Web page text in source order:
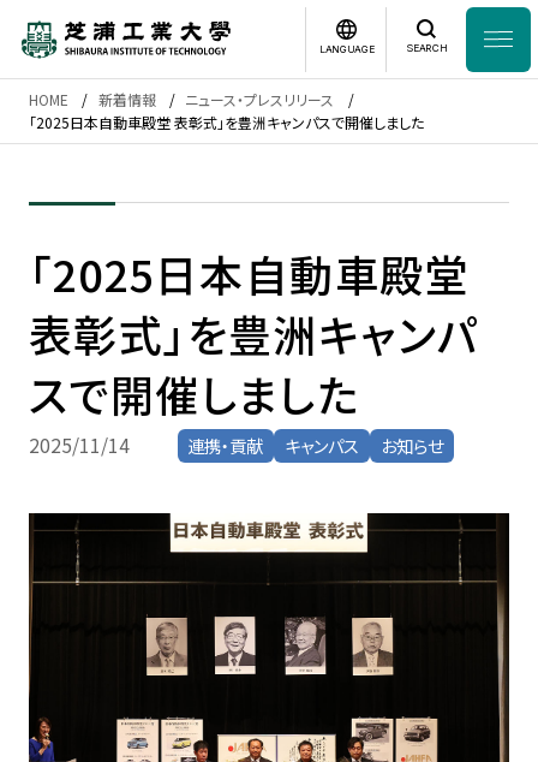
News
芝浦工業大学とは
学部・大学院
研究・産学連携
グローバル
学生生活・ キャリア支援
在学生・保証人
卒業生 企業・研究者
LANGUAGE SEARCH
日本語 English
HOME 新着情報
ニュース・プレスリリース
「2025日本自動車殿堂 表彰式」を豊洲キャンパスで開催しました
「2025日本自動車殿堂
表彰式」を豊洲キャンパ
スで開催しました
2025/11/14 連携・貢献 キャンパス お知らせ